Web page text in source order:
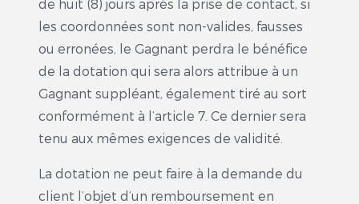
de huit (8) jours après la prise de contact, si
les coordonnées sont non-valides, fausses
ou erronées, le Gagnant perdra le bénéfice
de la dotation qui sera alors attribue à un
Gagnant suppléant, également tiré au sort
conformément à l’article 7. Ce dernier sera
tenu aux mêmes exigences de validité.
La dotation ne peut faire à la demande du
client l’objet d’un remboursement en